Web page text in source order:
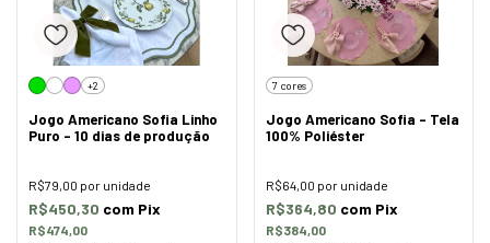
+2
Jogo Americano Sofia Linho
Puro - 10 dias de produção
R$79,00 por unidade
R$474,00
R$450,30 com Pix
7 cores
Jogo Americano Sofia - Tela
100% Poliéster
R$64,00 por unidade
R$384,00
R$364,80 com Pix